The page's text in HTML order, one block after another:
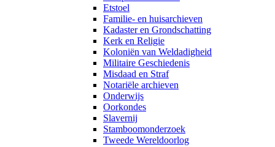
Etstoel
Familie- en huisarchieven
Kadaster en Grondschatting
Kerk en Religie
Koloniën van Weldadigheid
Militaire Geschiedenis
Misdaad en Straf
Notariële archieven
Onderwijs
Oorkondes
Slavernij
Stamboomonderzoek
Tweede Wereldoorlog